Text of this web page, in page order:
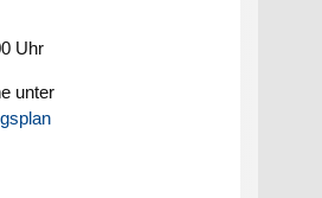
Uhr
unter